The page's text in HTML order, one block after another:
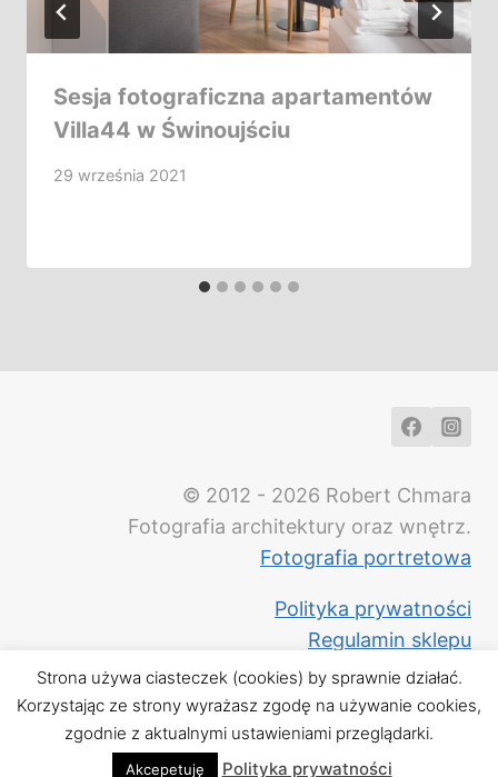
Sesja fotograficzna apartamentów
Villa44 w Świnoujściu
29 września 2021
© 2012 - 2026 Robert Chmara
Fotografia architektury oraz wnętrz.
Fotografia portretowa
Polityka prywatności
Regulamin sklepu
Strona używa ciasteczek (cookies) by sprawnie działać.
Korzystając ze strony wyrażasz zgodę na używanie cookies,
zgodnie z aktualnymi ustawieniami przeglądarki.
Akcepetuję Polityka prywatności